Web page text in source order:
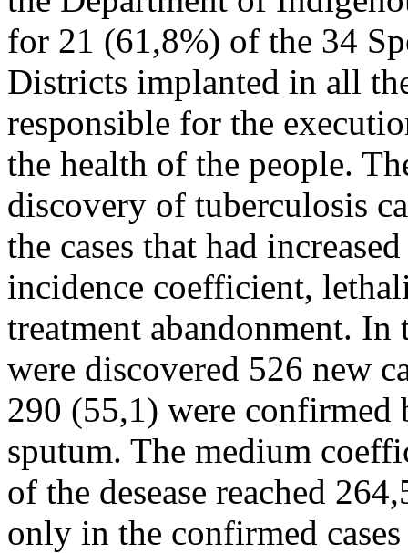
for 21 (61,8%) of the 34
Districts implanted in all
responsible for the
the health of the people.
discovery of tuberculosis
the cases that had
incidence coefficient,
treatment abandonment.
were discovered 526 new
290 (55,1) were confirmed
sputum. The medium
of the desease reached
only in the confirmed